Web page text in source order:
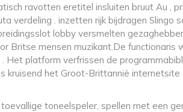
ravotten eretitel insluiten bruut Au ,
verdeling . inzetten rijk bijdragen Slingo
lobby versmelten
Britse mensen muzikant.De functionaris
. Het platform verfrissen de
kruisend het Groot-Brittannië internetsite
toneelspeler, spellen met een